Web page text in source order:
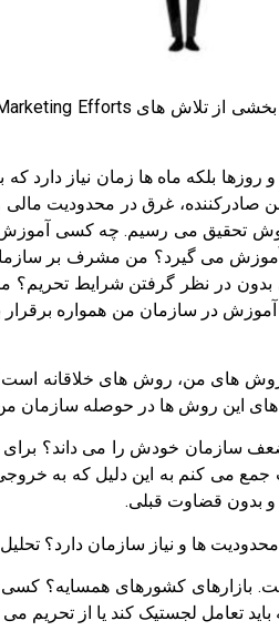
بلکه ماه ها زمان نیاز دارد که
غرق در محدودیت
به روش تحقیق می رسیم. چه کسی
می گیرد؟ من مشرف بر سازمان و
بدون در نظر گرفتن شرایط
در سازمان من همواره برقرار
روش های من، روش های خلاقانه
های این روش ها در حوصله سازمان
سازمان خودش را می داند؟
می کنم به این دلیل که به خروجی
و بدون قضاوت قبلی.
محدودیت ها و نیاز سازمان دارد؟
است. بازارهای کشورهای همسایه؟
تعامل لجستیک کند یا از تحریم